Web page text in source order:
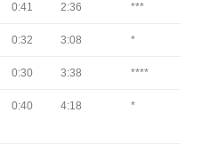
0:41 2:36 ***
0:32 3:08 *
0:30 3:38 ****
0:40 4:18 *